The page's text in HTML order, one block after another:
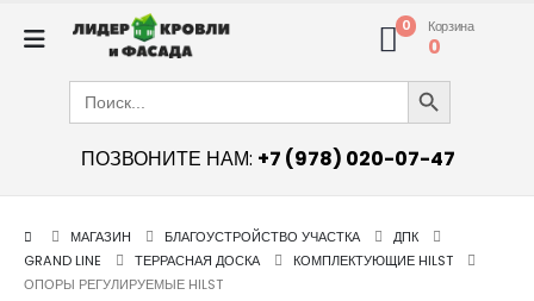
0 Корзина
0
Search
for:
Search Button
ПОЗВОНИТЕ НАМ: +7 (978) 020-07-47
МАГАЗИН БЛАГОУСТРОЙСТВО УЧАСТКА
ДПК
GRAND LINE
ТЕРРАСНАЯ ДОСКА
КОМПЛЕКТУЮЩИЕ HILST
ОПОРЫ РЕГУЛИРУЕМЫЕ HILST